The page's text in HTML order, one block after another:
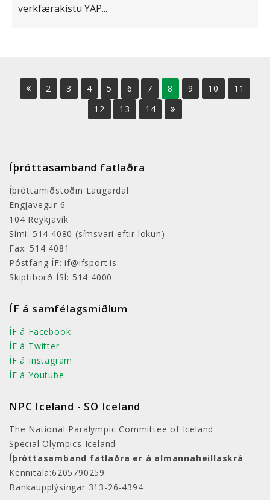
verkfærakistu YAP...
2 3 4 5 6 7 8 9 10
11
12
13 14
Íþróttasamband fatlaðra
Íþróttamiðstöðin Laugardal
Engjavegur 6
104 Reykjavík
Sími: 514 4080(símsvari eftir lokun)
Fax: 514 4081
Póstfang ÍF: if@ifsport.is
Skiptiborð ÍSÍ: 514 4000
ÍF á samfélagsmiðlum
ÍF á Facebook
ÍF á Twitter
ÍF á Instagram
ÍF á Youtube
NPC Iceland - SO Iceland
The National Paralympic Committee of Iceland
Special Olympics Iceland
Íþróttasamband fatlaðra er á almannaheillaskrá
Kennitala:6205790259
Bankaupplýsingar 313-26-4394